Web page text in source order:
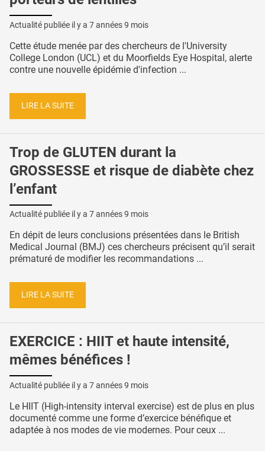
Actualité publiée il y a 7 années 9 mois
Cette étude menée par des chercheurs de l'University
College London (UCL) et du Moorfields Eye Hospital, alerte
contre une nouvelle épidémie d'infection ...
LIRE LA SUITE
Trop de GLUTEN durant la
GROSSESSE et risque de diabète chez
l’enfant
Actualité publiée il y a 7 années 9 mois
En dépit de leurs conclusions présentées dans le British
Medical Journal (BMJ) ces chercheurs précisent qu’il serait
prématuré de modifier les recommandations ...
LIRE LA SUITE
EXERCICE : HIIT et haute intensité,
mêmes bénéfices !
Actualité publiée il y a 7 années 9 mois
Le HIIT (High-intensity interval exercise) est de plus en plus
documenté comme une forme d’exercice bénéfique et
adaptée à nos modes de vie modernes. Pour ceux ...